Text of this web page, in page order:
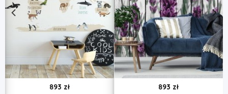
893 zł 893 zł